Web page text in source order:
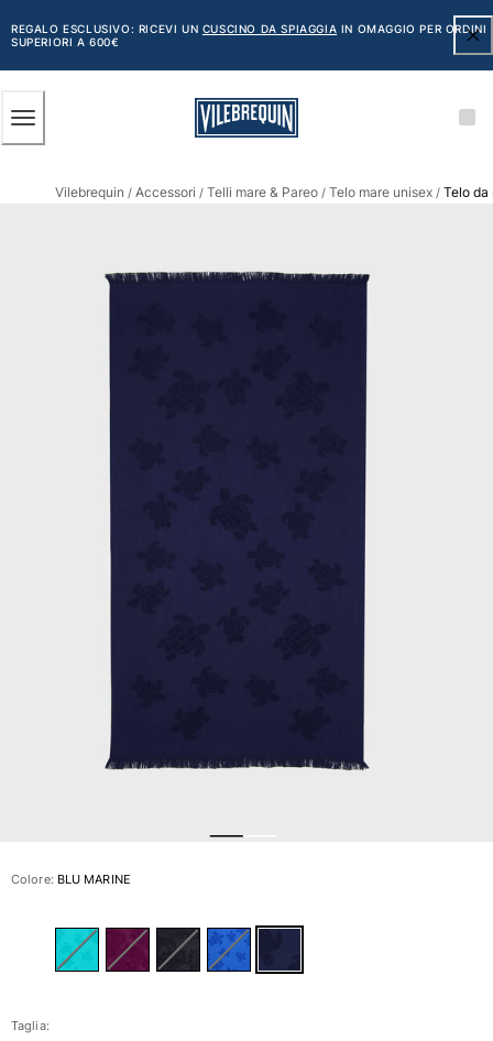
AL
CONTENUTO
PRINCIPALE
REGALO ESCLUSIVO: RICEVI UN CUSCINO DA SPIAGGIA IN OMAGGIO PER ORDINI
SUPERIORI A 600€
Vedi tutti i Uomo
Pantaloncini mare
Ricamati Edizione Numerata
Abbigliamento
Pullover e Cardigan
Capispalla
Taglie forti
Vilebrequin / Accessori / Telli mare & Pareo / Telo mare unisex / Telo da
Colore: BLU MARINE
Taglia: